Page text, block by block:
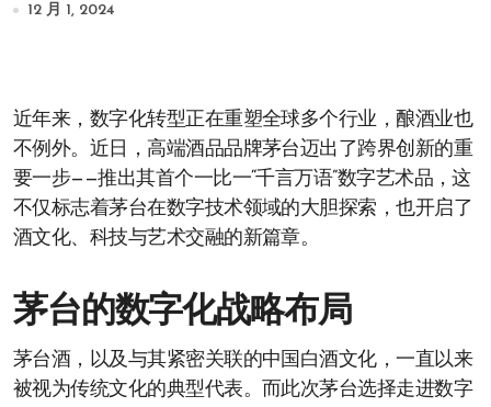
12 月 1, 2024
近年来，数字化转型正在重塑全球多个行业，酿酒业也
不例外。近日，高端酒品品牌茅台迈出了跨界创新的重
要一步——推出其首个一比一“千言万语”数字艺术品，这
不仅标志着茅台在数字技术领域的大胆探索，也开启了
酒文化、科技与艺术交融的新篇章。
茅台的数字化战略布局
茅台酒，以及与其紧密关联的中国白酒文化，一直以来
被视为传统文化的典型代表。而此次茅台选择走进数字